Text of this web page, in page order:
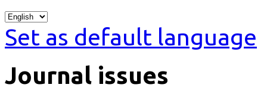
Set as default language
Journal issues